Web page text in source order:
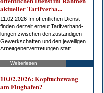
ak­tu­el­ler Ta­rif­ver­ha...
11.02.2026 Im öf­fent­li­chen Dienst
fin­den der­zeit er­neut Ta­rif­ver­hand­
lun­gen zwi­schen den zu­stän­di­gen
Ge­werk­schaf­ten und den je­wei­li­gen
Ar­beit­ge­ber­ver­tre­tun­gen statt.
Weiterlesen
10.02.2026: Kopf­tuch­zwang
am Flug­ha­fen?